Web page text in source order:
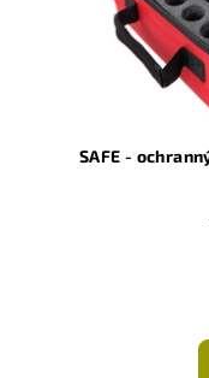
SAFE -